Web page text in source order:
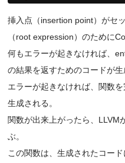
挿入点（insertion point）がセ
（root expression）のために
何もエラーが起きなければ、
の結果を返すためのコードが生
エラーが起きなければ、関数
生成される。
関数が出来上がったら、LLVM
ぶ。
この関数は、生成されたコー